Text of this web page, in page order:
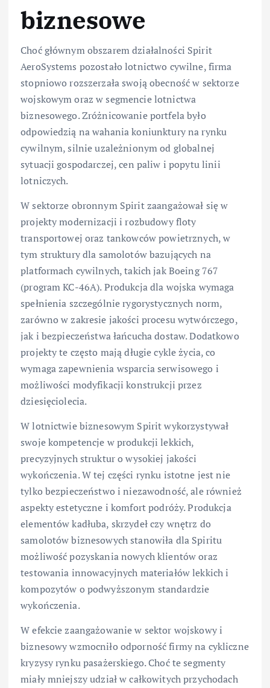
biznesowe
Choć głównym obszarem działalności Spirit
AeroSystems pozostało lotnictwo cywilne, firma
stopniowo rozszerzała swoją obecność w sektorze
wojskowym oraz w segmencie lotnictwa
biznesowego. Zróżnicowanie portfela było
odpowiedzią na wahania koniunktury na rynku
cywilnym, silnie uzależnionym od globalnej
sytuacji gospodarczej, cen paliw i popytu linii
lotniczych.
W sektorze obronnym Spirit zaangażował się w
projekty modernizacji i rozbudowy floty
transportowej oraz tankowców powietrznych, w
tym struktury dla samolotów bazujących na
platformach cywilnych, takich jak Boeing 767
(program KC-46A). Produkcja dla wojska wymaga
spełnienia szczególnie rygorystycznych norm,
zarówno w zakresie jakości procesu wytwórczego,
jak i bezpieczeństwa łańcucha dostaw. Dodatkowo
projekty te często mają długie cykle życia, co
wymaga zapewnienia wsparcia serwisowego i
możliwości modyfikacji konstrukcji przez
dziesięciolecia.
W lotnictwie biznesowym Spirit wykorzystywał
swoje kompetencje w produkcji lekkich,
precyzyjnych struktur o wysokiej jakości
wykończenia. W tej części rynku istotne jest nie
tylko bezpieczeństwo i niezawodność, ale również
aspekty estetyczne i komfort podróży. Produkcja
elementów kadłuba, skrzydeł czy wnętrz do
samolotów biznesowych stanowiła dla Spiritu
możliwość pozyskania nowych klientów oraz
testowania innowacyjnych materiałów lekkich i
kompozytów o podwyższonym standardzie
wykończenia.
W efekcie zaangażowanie w sektor wojskowy i
biznesowy wzmocniło odporność firmy na cykliczne
kryzysy rynku pasażerskiego. Choć te segmenty
miały mniejszy udział w całkowitych przychodach